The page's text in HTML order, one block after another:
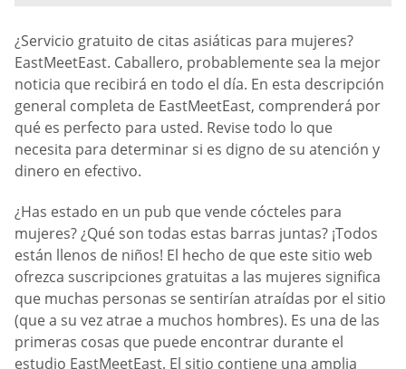
¿Servicio gratuito de citas asiáticas para mujeres?
EastMeetEast. Caballero, probablemente sea la mejor
noticia que recibirá en todo el día. En esta descripción
general completa de EastMeetEast, comprenderá por
qué es perfecto para usted. Revise todo lo que
necesita para determinar si es digno de su atención y
dinero en efectivo.
¿Has estado en un pub que vende cócteles para
mujeres? ¿Qué son todas estas barras juntas? ¡Todos
están llenos de niños! El hecho de que este sitio web
ofrezca suscripciones gratuitas a las mujeres significa
que muchas personas se sentirían atraídas por el sitio
(que a su vez atrae a muchos hombres). Es una de las
primeras cosas que puede encontrar durante el
estudio EastMeetEast. El sitio contiene una amplia